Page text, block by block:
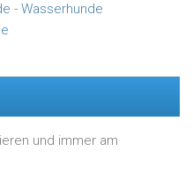
- Wasserhunde
und immer am